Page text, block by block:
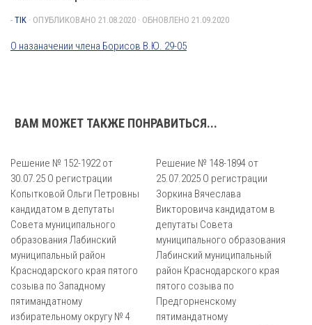
- TIK · ОПУБЛИКОВАНО 21.08.2020 · ОБНОВЛЕНО 21.09.2020
О назаначении члена Борисов В.Ю. 29-05
ВАМ МОЖЕТ ТАКЖЕ ПОНРАВИТЬСЯ...
Решение № 152-1922 от
30.07.25 О регистрации
Копытковой Ольги Петровны
кандидатом в депутаты
Совета муниципального
образования Лабинский
муниципальный район
Краснодарского края пятого
созыва по Западному
пятимандатному
избирательному округу № 4
Решение № 148-1894 от
25.07.2025 О регистрации
Зоркина Вячеслава
Викторовича кандидатом в
депутаты Совета
муниципального образования
Лабинский муниципальный
район Краснодарского края
пятого созыва по
Предгорненскому
пятимандатному